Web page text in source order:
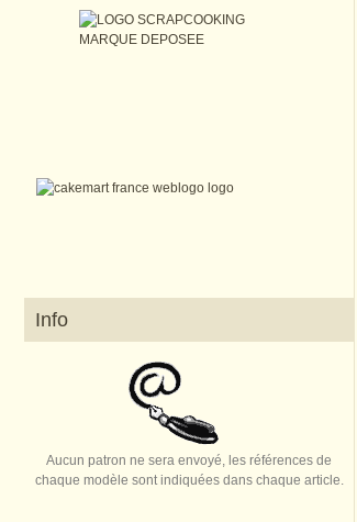
Info
Aucun patron ne sera envoyé, les références de
chaque modèle sont indiquées dans chaque article.